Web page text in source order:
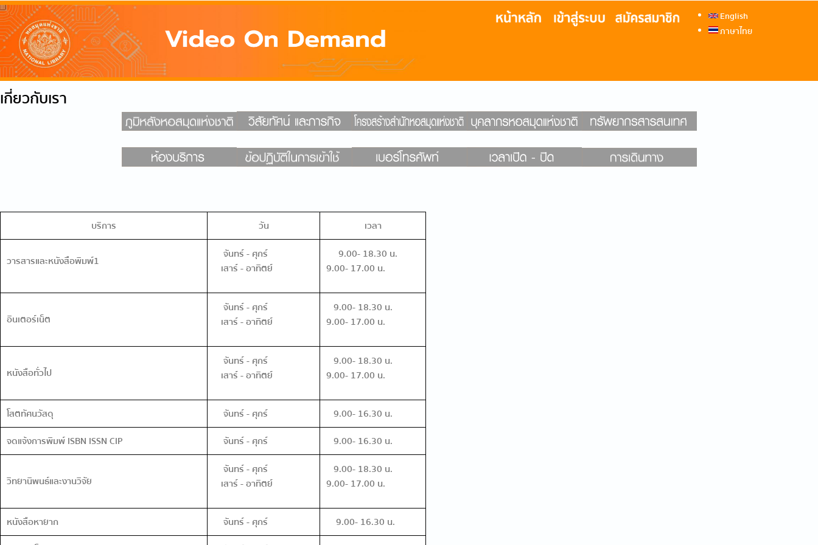
English
ภาษาไทย
เกี่ยวกับเรา
บริการ วัน เวลา
วารสารและหนังสือพิมพ์1
จันทร์ - ศุกร์
เสาร์ - อาทิตย์
9.00- 18.30 น.
9.00- 17.00 น.
อินเตอร์เน็ต
จันทร์ - ศุกร์
เสาร์ - อาทิตย์
9.00- 18.30 น.
9.00- 17.00 น.
หนังสือทั่วไป
จันทร์ - ศุกร์
เสาร์ - อาทิตย์
9.00- 18.30 น.
9.00- 17.00 น.
โสตทัศนวัสดุ จันทร์ - ศุกร์
9.00- 16.30 น.
จดแจ้งการพิมพ์ ISBN ISSN CIP
จันทร์ - ศุกร์ 9.00- 16.30 น.
วิทยานิพนธ์และงานวิจัย
จันทร์ - ศุกร์
เสาร์ - อาทิตย์
9.00- 18.30 น.
9.00- 17.00 น.
หนังสือหายาก จันทร์ - ศุกร์
9.00- 16.30 น.